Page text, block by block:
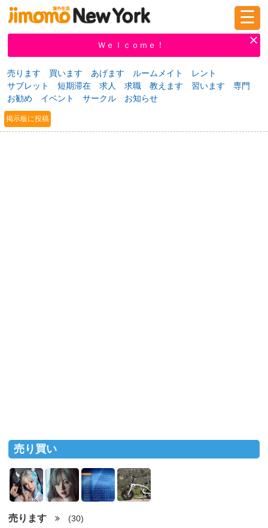
新規登録
掲示板 教えて！
☰
Ｗｅｌｃｏｍｅ！
売ります 買います あげます ルームメイト
レント
サブレット
短期滞在 求人 求職 教えます 習います
専門
お勧め
イベント サークル お知らせ
掲示板に投稿
売り買い
売ります (30)